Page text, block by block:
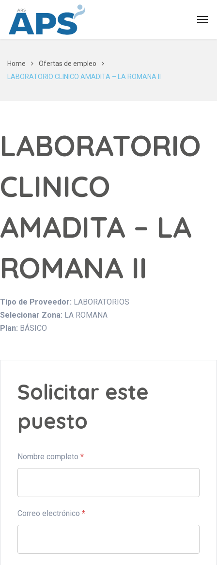
Home
Ofertas de empleo
LABORATORIO CLINICO AMADITA – LA ROMANA II
LABORATORIO
CLINICO
AMADITA – LA
ROMANA II
Tipo de Proveedor: LABORATORIOS
Selecionar Zona: LA ROMANA
Plan: BÁSICO
Solicitar este
puesto
Nombre completo *
Correo electrónico *